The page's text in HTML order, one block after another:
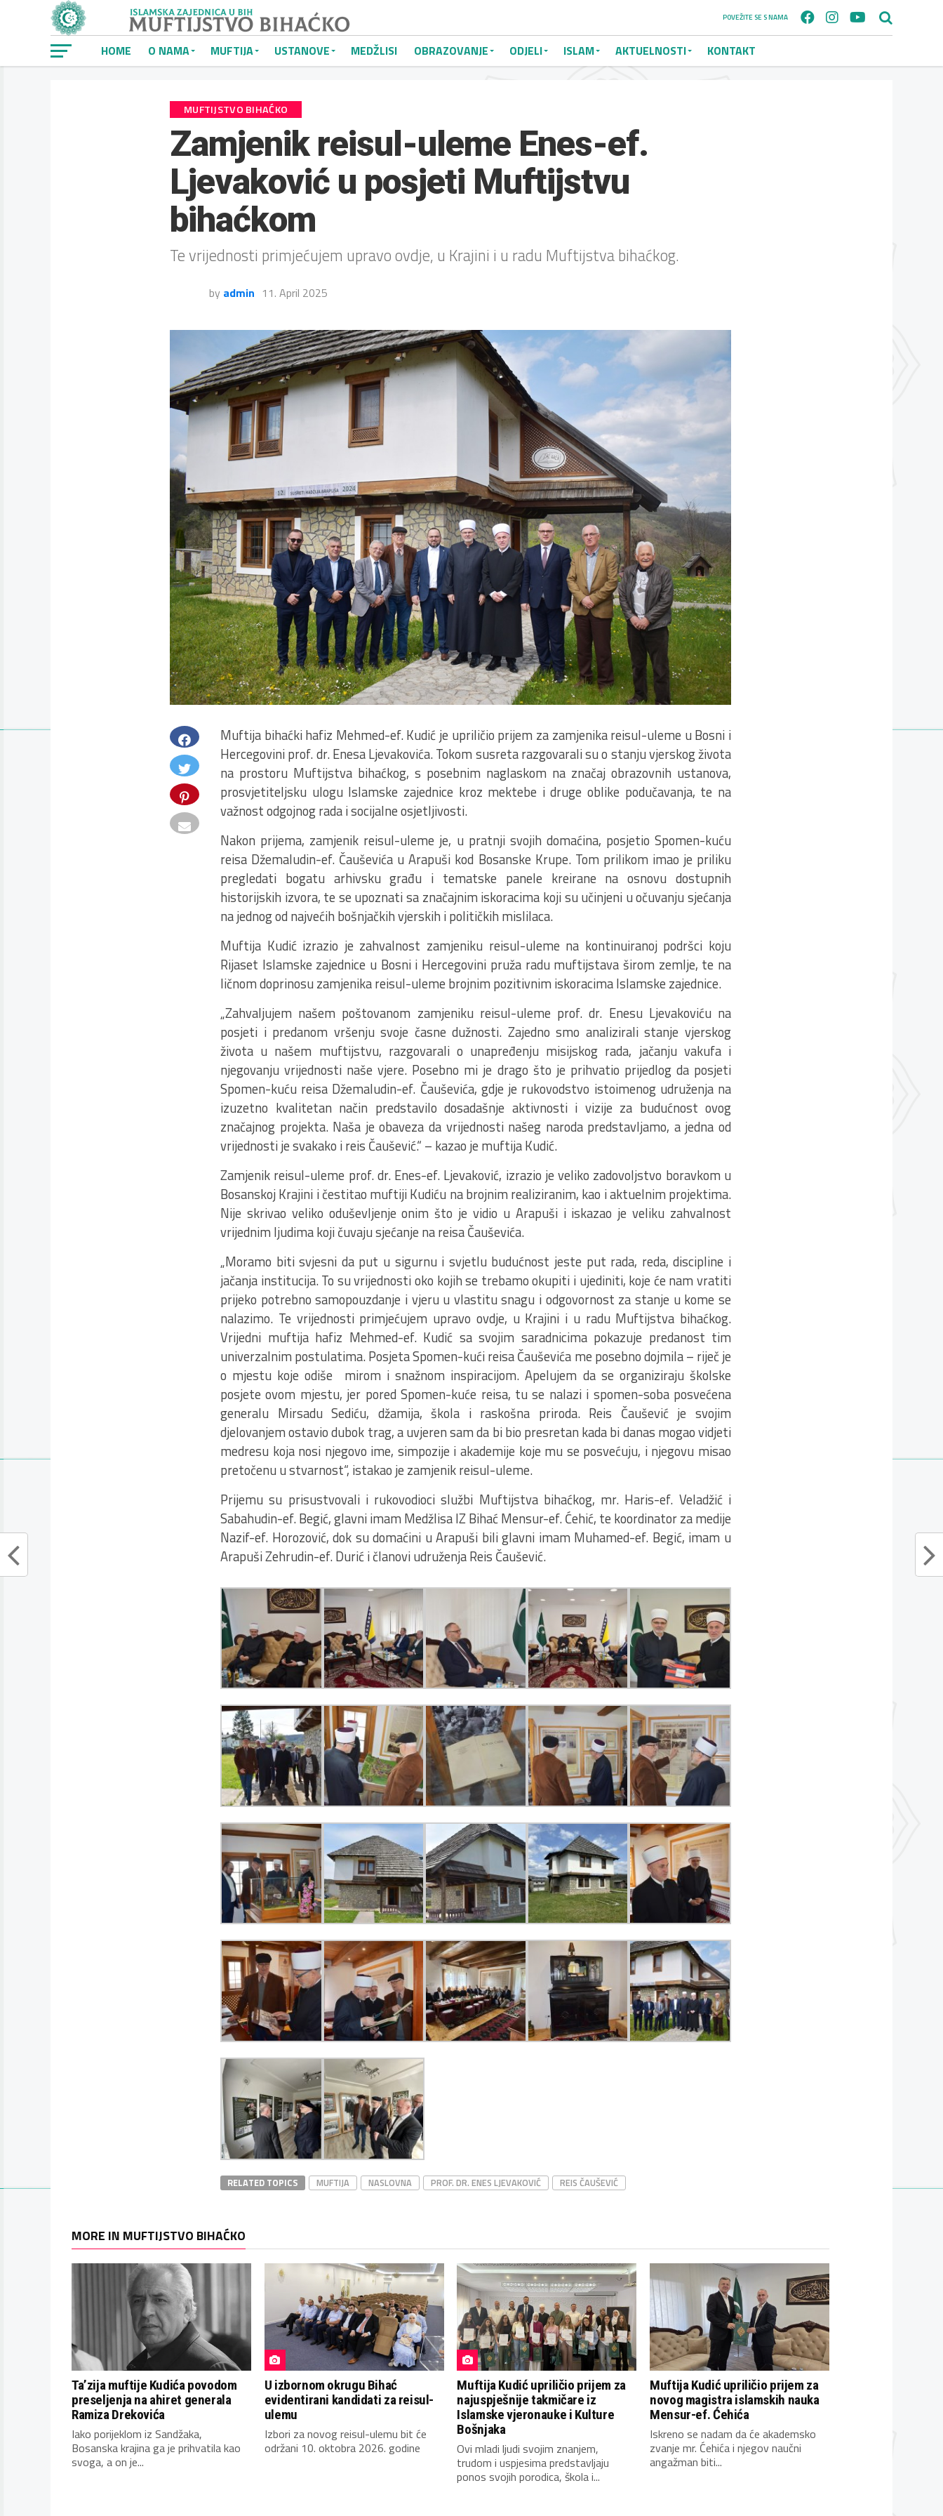
POVEŽITE SE S NAMA
HOME O NAMA MUFTIJA USTANOVE MEDŽLISI OBRAZOVANJE ODJELI ISLAM AKTUELNOSTI KONTAKT
MUFTIJSTVO BIHAĆKO
Zamjenik reisul-uleme Enes-ef.
Ljevaković u posjeti Muftijstvu
bihaćkom
Te vrijednosti primjećujem upravo ovdje, u Krajini i u radu Muftijstva bihaćkog.
by admin 11. April 2025
Muftija bihaćki hafiz Mehmed-ef. Kudić je upriličio prijem za zamjenika reisul-uleme u Bosni i
Hercegovini prof. dr. Enesa Ljevakovića. Tokom susreta razgovarali su o stanju vjerskog života
na prostoru Muftijstva bihaćkog, s posebnim naglaskom na značaj obrazovnih ustanova,
prosvjetiteljsku ulogu Islamske zajednice kroz mektebe i druge oblike podučavanja, te na
važnost odgojnog rada i socijalne osjetljivosti.
Nakon prijema, zamjenik reisul-uleme je, u pratnji svojih domaćina, posjetio Spomen-kuću
reisa Džemaludin-ef. Čauševića u Arapuši kod Bosanske Krupe. Tom prilikom imao je priliku
pregledati bogatu arhivsku građu i tematske panele kreirane na osnovu dostupnih
historijskih izvora, te se upoznati sa značajnim iskoracima koji su učinjeni u očuvanju sjećanja
na jednog od najvećih bošnjačkih vjerskih i političkih mislilaca.
Muftija Kudić izrazio je zahvalnost zamjeniku reisul-uleme na kontinuiranoj podršci koju
Rijaset Islamske zajednice u Bosni i Hercegovini pruža radu muftijstava širom zemlje, te na
ličnom doprinosu zamjenika reisul-uleme brojnim pozitivnim iskoracima Islamske zajednice.
„Zahvaljujem našem poštovanom zamjeniku reisul-uleme prof. dr. Enesu Ljevakoviću na
posjeti i predanom vršenju svoje časne dužnosti. Zajedno smo analizirali stanje vjerskog
života u našem muftijstvu, razgovarali o unapređenju misijskog rada, jačanju vakufa i
njegovanju vrijednosti naše vjere. Posebno mi je drago što je prihvatio prijedlog da posjeti
Spomen-kuću reisa Džemaludin-ef. Čauševića, gdje je rukovodstvo istoimenog udruženja na
izuzetno kvalitetan način predstavilo dosadašnje aktivnosti i vizije za budućnost ovog
značajnog projekta. Naša je obaveza da vrijednosti našeg naroda predstavljamo, a jedna od
vrijednosti je svakako i reis Čaušević.“ – kazao je muftija Kudić.
Zamjenik reisul-uleme prof. dr. Enes-ef. Ljevaković, izrazio je veliko zadovoljstvo boravkom u
Bosanskoj Krajini i čestitao muftiji Kudiću na brojnim realiziranim, kao i aktuelnim projektima.
Nije skrivao veliko oduševljenje onim što je vidio u Arapuši i iskazao je veliku zahvalnost
vrijednim ljudima koji čuvaju sjećanje na reisa Čauševića.
„Moramo biti svjesni da put u sigurnu i svjetlu budućnost jeste put rada, reda, discipline i
jačanja institucija. To su vrijednosti oko kojih se trebamo okupiti i ujediniti, koje će nam vratiti
prijeko potrebno samopouzdanje i vjeru u vlastitu snagu i odgovornost za stanje u kome se
nalazimo. Te vrijednosti primjećujem upravo ovdje, u Krajini i u radu Muftijstva bihaćkog.
Vrijedni muftija hafiz Mehmed-ef. Kudić sa svojim saradnicima pokazuje predanost tim
univerzalnim postulatima. Posjeta Spomen-kući reisa Čauševića me posebno dojmila – riječ je
o mjestu koje odiše mirom i snažnom inspiracijom. Apelujem da se organiziraju školske
posjete ovom mjestu, jer pored Spomen-kuće reisa, tu se nalazi i spomen-soba posvećena
generalu Mirsadu Sediću, džamija, škola i raskošna priroda. Reis Čaušević je svojim
djelovanjem ostavio dubok trag, a uvjeren sam da bi bio presretan kada bi danas mogao vidjeti
medresu koja nosi njegovo ime, simpozije i akademije koje mu se posvećuju, i njegovu misao
pretočenu u stvarnost“, istakao je zamjenik reisul-uleme.
Prijemu su prisustvovali i rukovodioci službi Muftijstva bihaćkog, mr. Haris-ef. Veladžić i
Sabahudin-ef. Begić, glavni imam Medžlisa IZ Bihać Mensur-ef. Ćehić, te koordinator za medije
Nazif-ef. Horozović, dok su domaćini u Arapuši bili glavni imam Muhamed-ef. Begić, imam u
Arapuši Zehrudin-ef. Durić i članovi udruženja Reis Čaušević.
RELATED TOPICS MUFTIJA NASLOVNA PROF. DR. ENES LJEVAKOVIĆ REIS ČAUŠEVIĆ
MORE IN MUFTIJSTVO BIHAĆKO
Ta’zija muftije Kudića povodom
preseljenja na ahiret generala
Ramiza Drekovića
Iako porijeklom iz Sandžaka,
Bosanska krajina ga je prihvatila kao
svoga, a on je...
U izbornom okrugu Bihać
evidentirani kandidati za reisul-
ulemu
Izbori za novog reisul-ulemu bit će
održani 10. oktobra 2026. godine
Muftija Kudić upriličio prijem za
najuspješnije takmičare iz
Islamske vjeronauke i Kulture
Bošnjaka
Ovi mladi ljudi svojim znanjem,
trudom i uspjesima predstavljaju
ponos svojih porodica, škola i...
Muftija Kudić upriličio prijem za
novog magistra islamskih nauka
Mensur-ef. Ćehića
Iskreno se nadam da će akademsko
zvanje mr. Ćehića i njegov naučni
angažman biti...